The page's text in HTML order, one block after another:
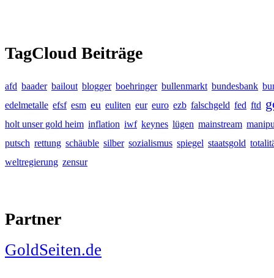
TagCloud Beiträge
afd baader bailout blogger boehringer bullenmarkt bundesbank
edelmetalle efsf esm eu euliten eur euro ezb falschgeld fed ftd
holt unser gold heim inflation iwf keynes lügen mainstream
putsch rettung schäuble silber sozialismus spiegel staatsgold
weltregierung zensur
Partner
GoldSeiten.de